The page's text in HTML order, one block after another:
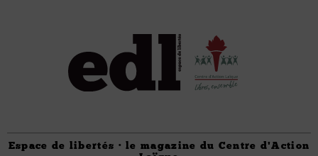
Espace de libertés · le magazine du Centre d'Action